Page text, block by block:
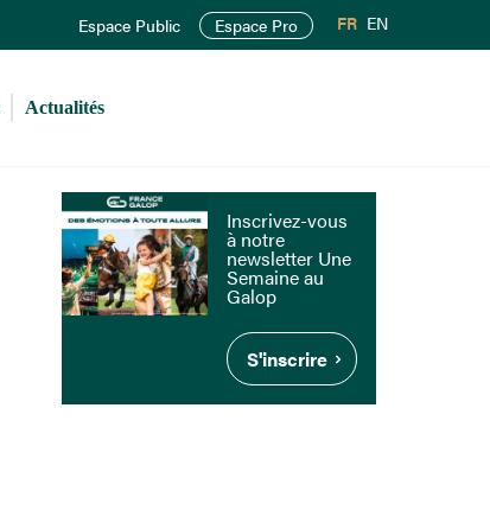
Espace Public Espace Pro FR EN
Actualités
Inscrivez-vous
à notre
newsletter Une
Semaine au
Galop
S'inscrire